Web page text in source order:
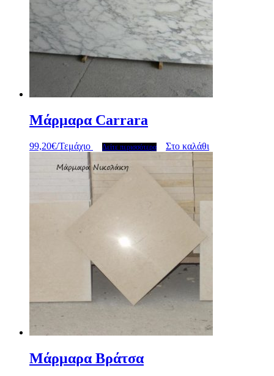
Mάρμαρα Carrara
99,20€/Τεμάχιο Δείτε περισσότερα Στο καλάθι
Μάρμαρα Βράτσα